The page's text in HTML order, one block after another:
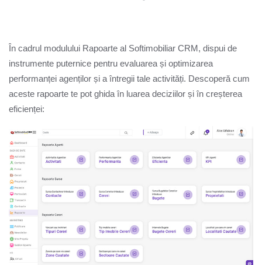
În cadrul modulului Rapoarte al Softimobiliar CRM, dispui de
instrumente puternice pentru evaluarea și optimizarea
performanței agenților și a întregii tale activități. Descoperă cum
aceste rapoarte te pot ghida în luarea deciziilor și în creșterea
eficienței: